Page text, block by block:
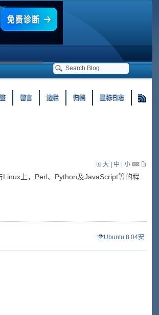
留言 边栏 归档 星标日志
大| 中 小
上，Perl、Python及JavaScript等的程
Ubuntu 8.04安